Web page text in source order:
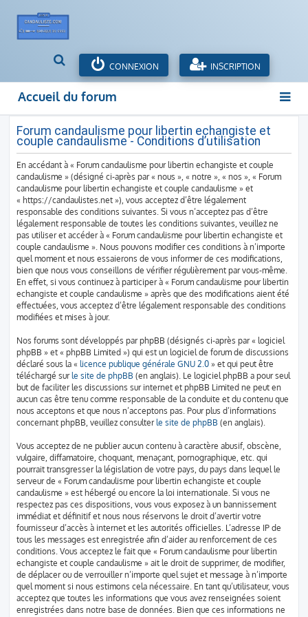
h
e
r
c
h
e
CONNEXION INSCRIPTION
Accueil du forum
Forum candaulisme pour libertin echangiste et
couple candaulisme - Conditions d’utilisation
En accédant à « Forum candaulisme pour libertin echangiste et couple
candaulisme » (désigné ci-après par « nous », « notre », « nos », « Forum
candaulisme pour libertin echangiste et couple candaulisme » et
« https://candaulistes.net »), vous acceptez d’être légalement
responsable des conditions suivantes. Si vous n’acceptez pas d’être
légalement responsable de toutes les conditions suivantes, veuillez ne
pas utiliser et accéder à « Forum candaulisme pour libertin echangiste et
couple candaulisme ». Nous pouvons modifier ces conditions à n’importe
quel moment et nous essaierons de vous informer de ces modifications,
bien que nous vous conseillons de vérifier régulièrement par vous-même.
En effet, si vous continuez à participer à « Forum candaulisme pour libertin
echangiste et couple candaulisme » après que des modifications aient été
effectuées, vous acceptez d’être légalement responsable des conditions
modifiées et mises à jour.
Nos forums sont développés par phpBB (désignés ci-après par « logiciel
phpBB » et « phpBB Limited ») qui est un logiciel de forum de discussions
déclaré sous la «licence publique générale GNU 2.0 » et qui peut être
téléchargé surle site de phpBB (en anglais). Le logiciel phpBB a pour seul
but de faciliter les discussions sur internet et phpBB Limited ne peut en
aucun cas être tenu comme responsable de la conduite et du contenu que
nous acceptons et que nous n’acceptons pas. Pour plus d’informations
concernant phpBB, veuillez consulterle site de phpBB (en anglais).
Vous acceptez de ne publier aucun contenu à caractère abusif, obscène,
vulgaire, diffamatoire, choquant, menaçant, pornographique, etc. qui
pourrait transgresser la législation de votre pays, du pays dans lequel le
serveur de « Forum candaulisme pour libertin echangiste et couple
candaulisme » est hébergé ou encore la loi internationale. Si vous ne
respectez pas ces dispositions, vous vous exposez à un bannissement
immédiat et définitif et nous nous réservons le droit d’avertir votre
fournisseur d’accès à internet et les autorités officielles. L’adresse IP de
tous les messages est enregistrée afin d’aider au renforcement de ces
conditions. Vous acceptez le fait que « Forum candaulisme pour libertin
echangiste et couple candaulisme » ait le droit de supprimer, de modifier,
de déplacer ou de verrouiller n’importe quel sujet et message à n’importe
quel moment si nous estimons cela nécessaire. En tant qu’utilisateur, vous
acceptez que toutes les informations que vous avez renseignées soient
enregistrées dans notre base de données. Bien que ces informations ne